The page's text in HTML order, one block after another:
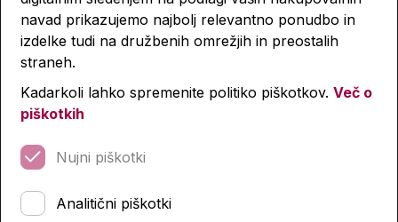
Podobni izdelki
-4 %
-4 %
navad prikazujemo najbolj relevantno ponudbo in
izdelke tudi na družbenih omrežjih in preostalih
straneh.
Kadarkoli lahko spremenite politiko piškotkov. Več o
piškotkih
Nujni piškotki
Analitični piškotki